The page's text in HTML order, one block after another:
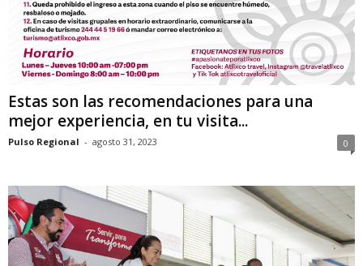
Estas son las recomendaciones para una
mejor experiencia, en tu visita...
Pulso Regional - agosto 31, 2023 0